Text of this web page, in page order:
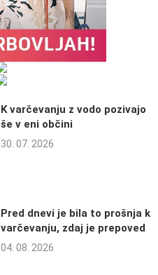
K varčevanju z vodo pozivajo
še v eni občini
30. 07. 2026
Pred dnevi je bila to prošnja k
varčevanju, zdaj je prepoved
04. 08. 2026